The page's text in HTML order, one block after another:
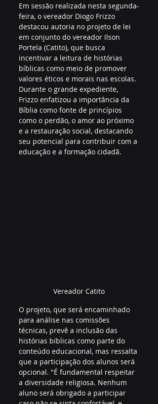
Em sessão realizada nesta segunda-
feira, o vereador Diogo Frizzo
destacou autoria no projeto de lei
em conjunto do vereador Ilson
Portela (Catito), que busca
incentivar a leitura de histórias
bíblicas como meio de promover
valores éticos e morais nas escolas.
Durante o grande expediente,
Frizzo enfatizou a importância da
Bíblia como fonte de princípios
como o perdão, o amor ao próximo
e a restauração social, destacando
seu potencial para contribuir com a
educação e a formação cidadã.
Vereador Catito
O projeto, que será encaminhado
para análise nas comissões
técnicas, prevê a inclusão das
histórias bíblicas como parte do
conteúdo educacional, mas ressalta
que a participação dos alunos será
opcional. "É fundamental respeitar
a diversidade religiosa. Nenhum
aluno será obrigado a participar